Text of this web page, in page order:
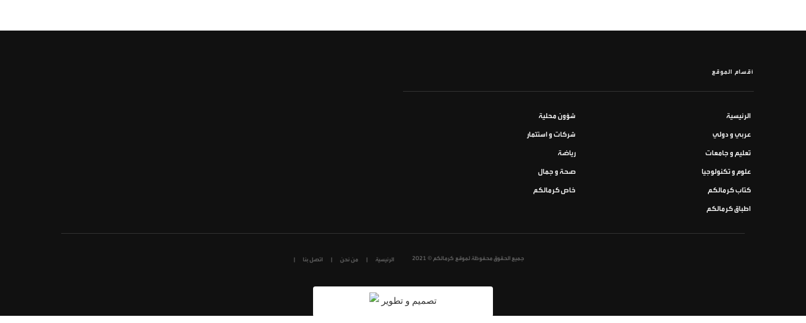
أقسام الموقع
الرئيسية شؤون محلية
عربي و دولي شركات و استثمار
تعليم و جامعات رياضة
علوم و تكنولوجيا صحة و جمال
كتاب كرمالكم خاص كرمالكم
اطباق كرمالكم
جميع الحقوق محفوظة لموقع كرمالكم © 2021 اتصل بنا من نحن الرئيسية
تصميم و تطوير